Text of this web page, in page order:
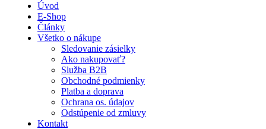
Úvod
E-Shop
Články
Všetko o nákupe
Sledovanie zásielky
Ako nakupovať?
Služba B2B
Obchodné podmienky
Platba a doprava
Ochrana os. údajov
Odstúpenie od zmluvy
Kontakt